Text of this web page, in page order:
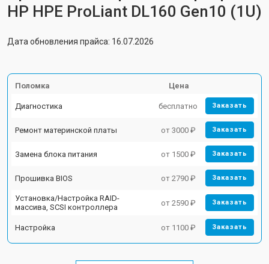
HP HPE ProLiant DL160 Gen10 (1U)
Дата обновления прайса: 16.07.2026
Поломка Цена
Диагностика бесплатно Заказать
Ремонт материнской платы от 3000 ₽ Заказать
Замена блока питания от 1500 ₽ Заказать
Прошивка BIOS от 2790 ₽ Заказать
Установка/Настройка RAID-
массива, SCSI контроллера
от 2590 ₽ Заказать
Настройка от 1100 ₽ Заказать